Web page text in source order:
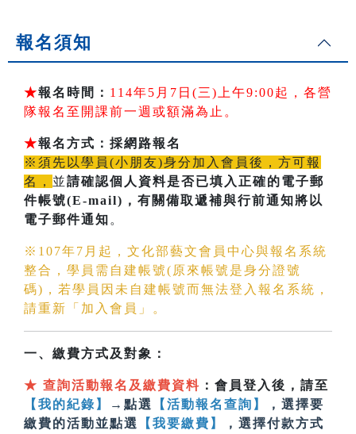
報名須知
★報名時間： 114年5月7日(三)上午9:00起，各營
隊報名至開課前一週或額滿為止。
★報名方式：採網路報名
※須先以學員(小朋友)身分加入會員後，方可報
名， 並請確認個人資料是否已填入正確的電子郵
件帳號(E-mail) ，有關備取遞補與行前通知將以
電子郵件通知 。
※107年7月起，文化部藝文會員中心與報名系統
整合，學員需自建帳號(原來帳號是身分證號
碼)，若學員因未自建帳號而無法登入報名系統，
請重新「加入會員」。
一、繳費方式及對象：
★ 查詢活動報名及繳費資料 ：會員登入後，請至
【我的紀錄】
→點選 【活動報名查詢】
，選擇要
繳費的活動並點選
【我要繳費】
，選擇付款方式